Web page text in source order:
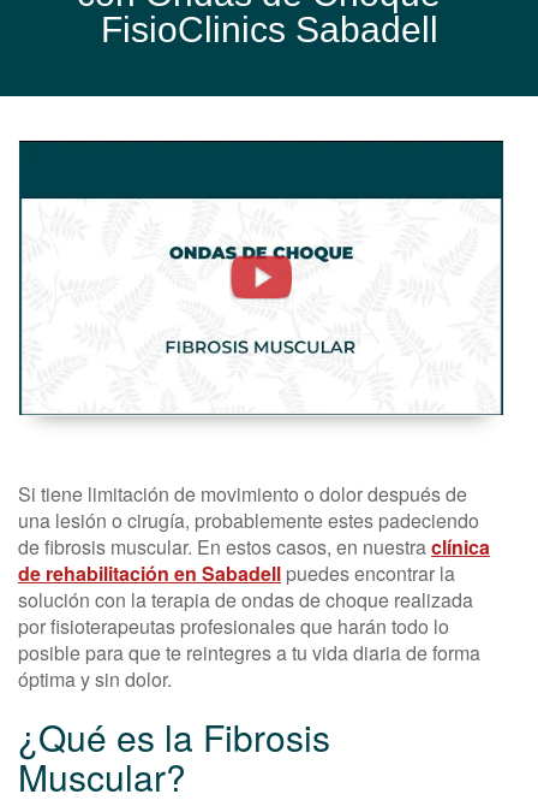
FisioClinics Sabadell
Fibrosis
Muscular.
Madrid
Si tiene limitación de movimiento o dolor después de
una lesión o cirugía, probablemente estes padeciendo
de fibrosis muscular. En estos casos, en nuestraclínica
de rehabilitación en Sabadell puedes encontrar la
solución con la terapia de ondas de choque realizada
por fisioterapeutas profesionales que harán todo lo
posible para que te reintegres a tu vida diaria de forma
óptima y sin dolor.
¿Qué es la Fibrosis
Muscular?